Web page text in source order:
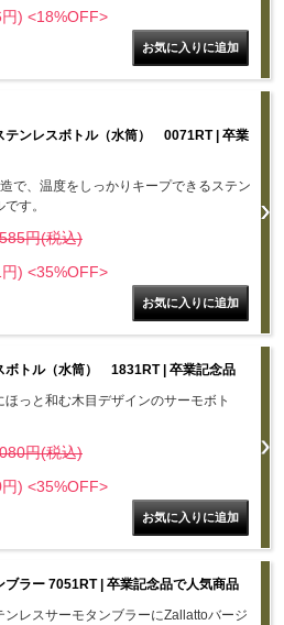
) <18%OFF>
ンレスボトル（水筒） 0071RT | 卒業
で、温度をしっかりキープできるステン
す。
円(税込)
) <35%OFF>
ボトル（水筒） 1831RT | 卒業記念品
ほっと和む木目デザインのサーモボト
円(税込)
) <35%OFF>
ブラー 7051RT | 卒業記念品で人気商品
ンレスサーモタンブラーにZallattoバージ